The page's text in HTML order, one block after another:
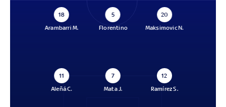
18
Arambarri M.
5
Florentino
20
Maksimovic N.
11
Aleñá C.
7
Mata J.
12
Ramírez S.